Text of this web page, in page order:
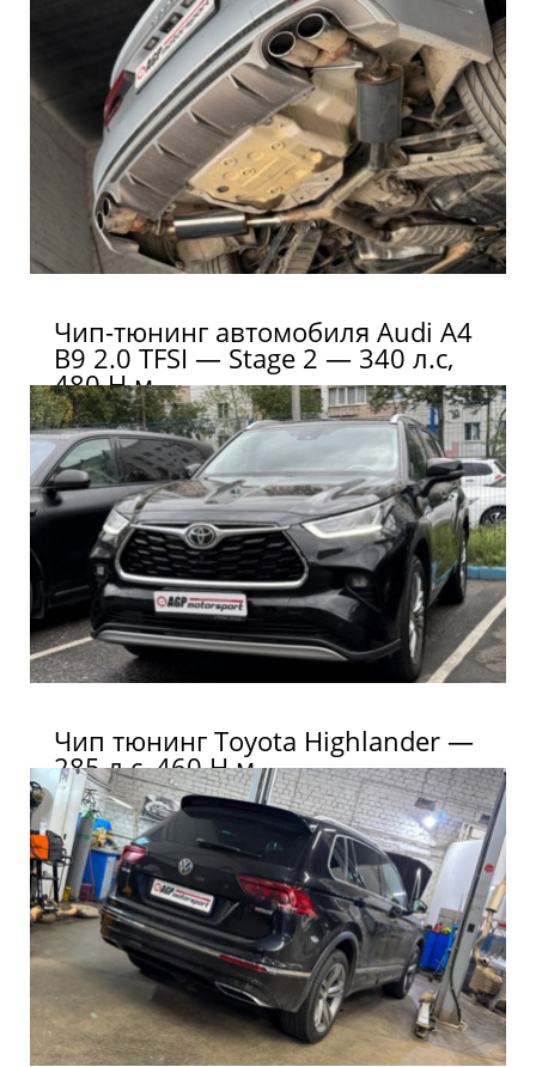
Чип-тюнинг автомобиля Audi A4
B9 2.0 TFSI — Stage 2 — 340 л.с,
480 Н.м.
Чип тюнинг Toyota Highlander —
285 л.с, 460 Н.м